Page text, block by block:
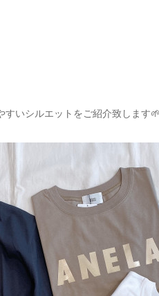
いシルエットをご紹介致します